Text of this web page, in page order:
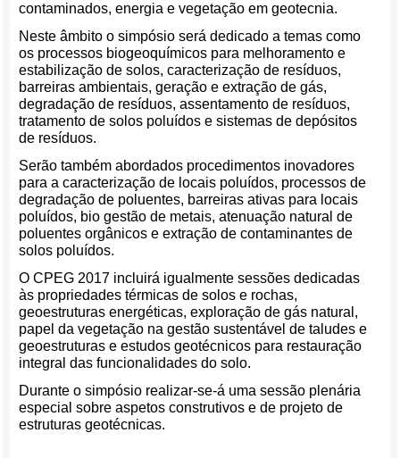
contaminados, energia e vegetação em geotecnia.
Neste âmbito o simpósio será dedicado a temas como
os processos biogeoquímicos para melhoramento e
estabilização de solos, caracterização de resíduos,
barreiras ambientais, geração e extração de gás,
degradação de resíduos, assentamento de resíduos,
tratamento de solos poluídos e sistemas de depósitos
de resíduos.
Serão também abordados procedimentos inovadores
para a caracterização de locais poluídos, processos de
degradação de poluentes, barreiras ativas para locais
poluídos, bio gestão de metais, atenuação natural de
poluentes orgânicos e extração de contaminantes de
solos poluídos.
O CPEG 2017 incluirá igualmente sessões dedicadas
às propriedades térmicas de solos e rochas,
geoestruturas energéticas, exploração de gás natural,
papel da vegetação na gestão sustentável de taludes e
geoestruturas e estudos geotécnicos para restauração
integral das funcionalidades do solo.
Durante o simpósio realizar-se-á uma sessão plenária
especial sobre aspetos construtivos e de projeto de
estruturas geotécnicas.